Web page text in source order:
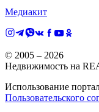
Медиакит
© 2005 – 2026
Недвижимость на
Использование
Пользовательского